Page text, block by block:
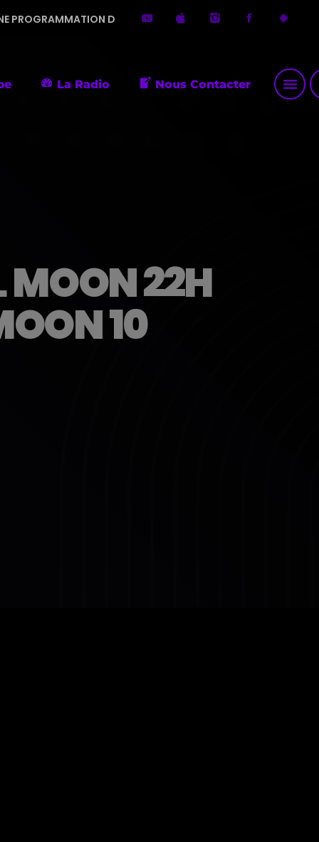
DIVERSIFIÉE. MERCI DE ME FAIRE DÉCOUVRIR DE PETITES
La Radio Nous Contacter menu
MOON 22H
10